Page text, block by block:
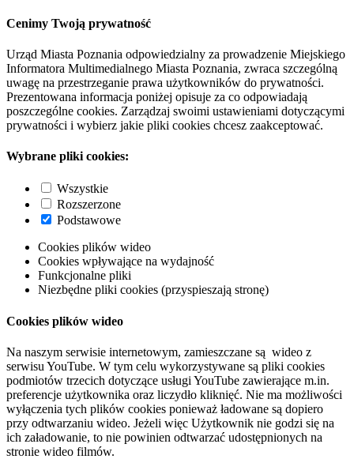
Cenimy Twoją prywatność
Urząd Miasta Poznania odpowiedzialny za prowadzenie Miejskiego
Informatora Multimedialnego Miasta Poznania, zwraca szczególną
uwagę na przestrzeganie prawa użytkowników do prywatności.
Prezentowana informacja poniżej opisuje za co odpowiadają
poszczególne cookies. Zarządzaj swoimi ustawieniami dotyczącymi
prywatności i wybierz jakie pliki cookies chcesz zaakceptować.
Wybrane pliki cookies:
Wszystkie
Rozszerzone
Podstawowe
Cookies plików wideo
Cookies wpływające na wydajność
Funkcjonalne pliki
Niezbędne pliki cookies (przyspieszają stronę)
Cookies plików wideo
Na naszym serwisie internetowym, zamieszczane są wideo z
serwisu YouTube. W tym celu wykorzystywane są pliki cookies
podmiotów trzecich dotyczące usługi YouTube zawierające m.in.
preferencje użytkownika oraz liczydło kliknięć. Nie ma możliwości
wyłączenia tych plików cookies ponieważ ładowane są dopiero
przy odtwarzaniu wideo. Jeżeli więc Użytkownik nie godzi się na
ich załadowanie, to nie powinien odtwarzać udostępnionych na
stronie wideo filmów.